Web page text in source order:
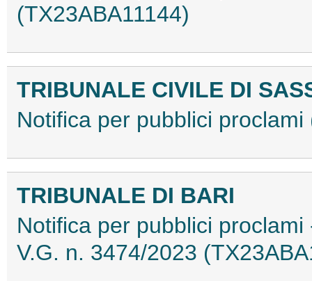
(TX23ABA11144)
TRIBUNALE CIVILE DI
Notifica per pubblici proclami
TRIBUNALE DI BARI
Notifica per pubblici
V.G. n. 3474/2023